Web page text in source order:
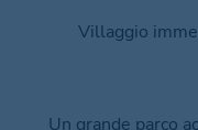
Villaggio
Un grande parco